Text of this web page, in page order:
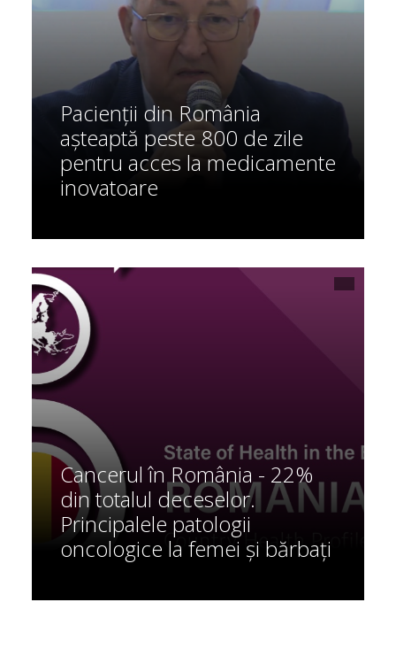
Pacienții din România
așteaptă peste 800 de zile
pentru acces la medicamente
inovatoare
Cancerul în România - 22%
din totalul deceselor.
Principalele patologii
oncologice la femei și bărbați